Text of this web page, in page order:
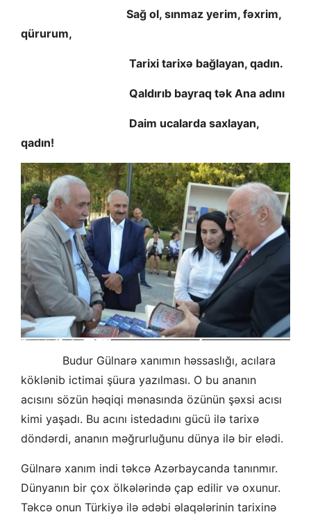
Sağ ol, sınmaz yerim, fəxrim,
qürurum,
Tarixi tarixə bağlayan, qadın.
Qaldırıb bayraq tək Ana adını
Daim ucalarda saxlayan,
qadın!
Budur Gülnarə xanımın həssaslığı, acılara
köklənib ictimai şüura yazılması. O bu ananın
acısını sözün həqiqi mənasında özünün şəxsi acısı
kimi yaşadı. Bu acını istedadını gücü ilə tarixə
döndərdi, ananın məğrurluğunu dünya ilə bir elədi.
Gülnarə xanım indi təkcə Azərbaycanda tanınmır.
Dünyanın bir çox ölkələrində çap edilir və oxunur.
Təkcə onun Türkiyə ilə ədəbi əlaqələrinin tarixinə